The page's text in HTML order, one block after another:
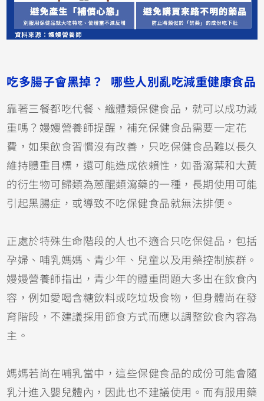
吃多腸子會黑掉？ 哪些人別亂吃減重健康食品
靠著三餐都吃代餐、纖體類保健食品，就可以成功減
重嗎？嫚嫚營養師提醒，補充保健食品需要一定花
費，如果飲食習慣沒有改善，只吃保健食品難以長久
維持體重目標，還可能造成依賴性，如番瀉葉和大黃
的衍生物可歸類為蒽醌類瀉藥的一種，長期使用可能
引起黑腸症，或導致不吃保健食品就無法排便。
正處於特殊生命階段的人也不適合只吃保健品，包括
孕婦、哺乳媽媽、青少年、兒童以及用藥控制族群。
嫚嫚營養師指出，青少年的體重問題大多出在飲食內
容，例如愛喝含糖飲料或吃垃圾食物，但身體尚在發
育階段，不建議採用節食方式而應以調整飲食內容為
主。
媽媽若尚在哺乳當中，這些保健食品的成份可能會隨
乳汁進入嬰兒體內，因此也不建議使用。而有服用藥